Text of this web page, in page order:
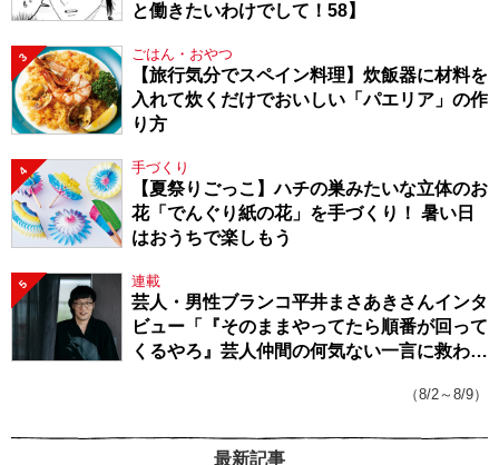
と働きたいわけでして！58】
3 ごはん・おやつ
【旅行気分でスペイン料理】炊飯器に材料を
入れて炊くだけでおいしい「パエリア」の作
り方
4 手づくり
【夏祭りごっこ】ハチの巣みたいな立体のお
花「でんぐり紙の花」を手づくり！ 暑い日
はおうちで楽しもう
5 連載
芸人・男性ブランコ平井まさあきさんインタ
ビュー「『そのままやってたら順番が回って
くるやろ』芸人仲間の何気ない一言に救われ
（8/2～8/9）
最新記事